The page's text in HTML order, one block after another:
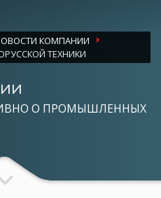
КОМПАНИИ
ТЕХНИКИ
О ПРОМЫШЛЕННЫХ